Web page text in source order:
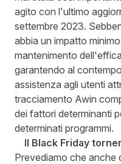
agito con l'ultimo
settembre 2023.
abbia un impatto
mantenimento
garantendo al
assistenza agli utenti
tracciamento Awin
dei fattori determinanti
determinati programmi.
Il Black Friday
Prevediamo che